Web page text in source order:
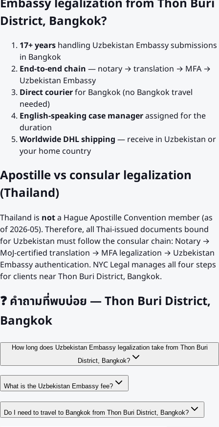
Embassy legalization from Thon Buri
District, Bangkok?
17+ years handling Uzbekistan Embassy submissions
in Bangkok
End-to-end chain — notary → translation → MFA →
Uzbekistan Embassy
Direct courierfor Bangkok(no Bangkok travel
needed)
English-speaking case managerassigned for the
duration
Worldwide DHL shipping — receive in Uzbekistan or
your home country
Apostille vs consular legalization
(Thailand)
Thailand is nota Hague Apostille Convention member (as
of 2026-05). Therefore, all Thai-issued documents bound
for Uzbekistan must follow the consular chain: Notary →
MoJ-certified translation → MFA legalization → Uzbekistan
Embassy authentication. NYC Legal manages all four steps
for clients nearThon Buri District, Bangkok.
❓คำถามที่พบบ่อย — Thon Buri District,
Bangkok
How long does Uzbekistan Embassy legalization take from Thon Buri
District, Bangkok?
What is the Uzbekistan Embassy fee?
Do I need to travel to Bangkok from Thon Buri District, Bangkok?